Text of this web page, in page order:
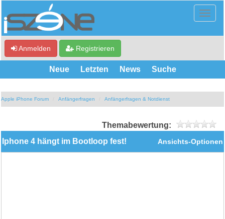
Anmelden Registrieren
Neue Letzten News Suche
Apple iPhone Forum Anfängerfragen Anfängerfragen & Notdienst
Themabewertung:
Ansichts-Optionen
Iphone 4 hängt im Bootloop fest!